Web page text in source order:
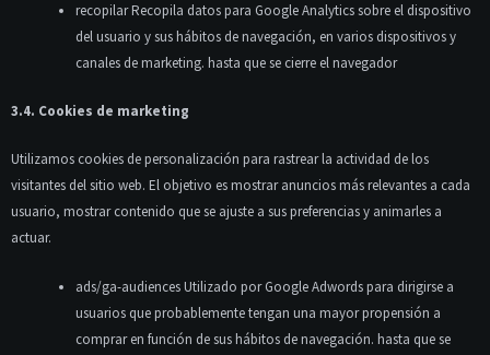
recopilar Recopila datos para Google Analytics sobre el dispositivo
del usuario y sus hábitos de navegación, en varios dispositivos y
canales de marketing. hasta que se cierre el navegador
3.4. Cookies de marketing
Utilizamos cookies de personalización para rastrear la actividad de los
visitantes del sitio web. El objetivo es mostrar anuncios más relevantes a cada
usuario, mostrar contenido que se ajuste a sus preferencias y animarles a
actuar.
ads/ga-audiences Utilizado por Google Adwords para dirigirse a
usuarios que probablemente tengan una mayor propensión a
comprar en función de sus hábitos de navegación. hasta que se